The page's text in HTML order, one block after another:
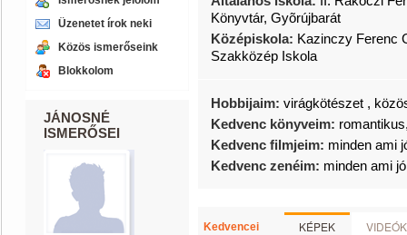
Üzenetet írok neki
Közös ismerőseink
Blokkolom
JÁNOSNÉ
ISMERŐSEI
Könyvtár, Gyõrújbarát
Középiskola: Kazinczy Ferenc
Szakközép Iskola
Hobbijaim: virágkötészet ,
Kedvenc könyveim:
Kedvenc filmjeim: minden ami
Kedvenc zenéim: minden ami jó
Kedvencei KÉPEK VIDEÓK